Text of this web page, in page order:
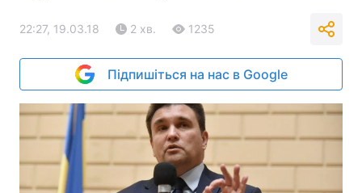
22:27, 19.03.18 2 хв. 1235
Підпишіться на нас в Google